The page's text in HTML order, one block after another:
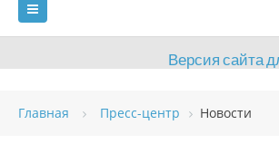
Версия сайта
ГЛАВНАЯ
Главная Пресс-центр Новости